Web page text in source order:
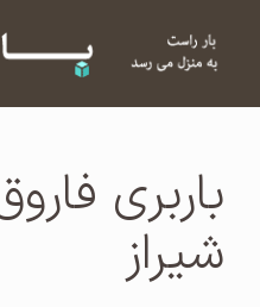
باربری فاروق
شیراز